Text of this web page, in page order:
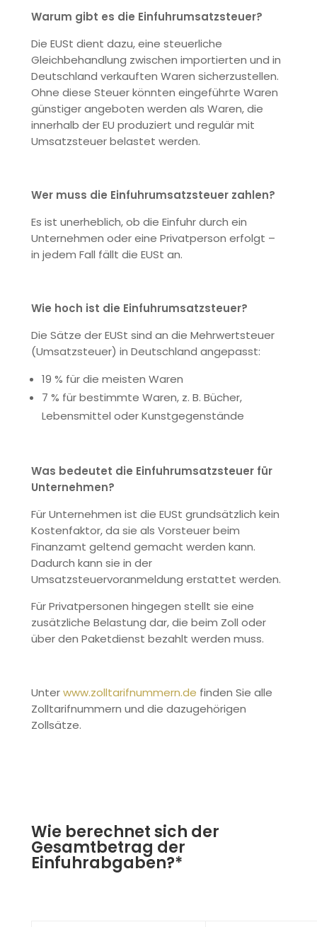
Warum gibt es die Einfuhrumsatzsteuer?
Die EUSt dient dazu, eine steuerliche
Gleichbehandlung zwischen importierten und in
Deutschland verkauften Waren sicherzustellen.
Ohne diese Steuer könnten eingeführte Waren
günstiger angeboten werden als Waren, die
innerhalb der EU produziert und regulär mit
Umsatzsteuer belastet werden.
Wer muss die Einfuhrumsatzsteuer zahlen?
Es ist unerheblich, ob die Einfuhr durch ein
Unternehmen oder eine Privatperson erfolgt –
in jedem Fall fällt die EUSt an.
Wie hoch ist die Einfuhrumsatzsteuer?
Die Sätze der EUSt sind an die Mehrwertsteuer
(Umsatzsteuer) in Deutschland angepasst:
19 % für die meisten Waren
7 % für bestimmte Waren, z. B. Bücher,
Lebensmittel oder Kunstgegenstände
Was bedeutet die Einfuhrumsatzsteuer für
Unternehmen?
Für Unternehmen ist die EUSt grundsätzlich kein
Kostenfaktor, da sie als Vorsteuer beim
Finanzamt geltend gemacht werden kann.
Dadurch kann sie in der
Umsatzsteuervoranmeldung erstattet werden.
Für Privatpersonen hingegen stellt sie eine
zusätzliche Belastung dar, die beim Zoll oder
über den Paketdienst bezahlt werden muss.
Unterwww.zolltarifnummern.de finden Sie alle
Zolltarifnummern und die dazugehörigen
Zollsätze.
Wie berechnet sich der
Gesamtbetrag der
Einfuhrabgaben?*